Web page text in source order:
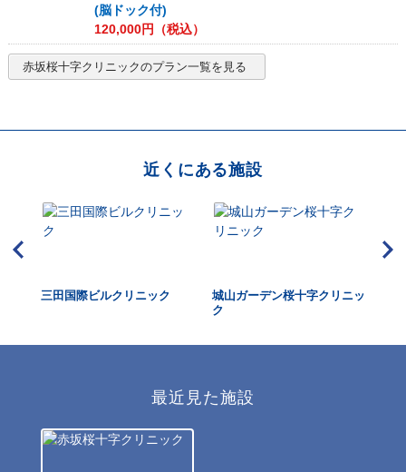
(脳ドック付)
120,000円（税込）
赤坂桜十字クリニックのプラン一覧を見る
近くにある施設
三田国際ビルクリニック
城山ガーデン桜十字クリニッ
ク
最近見た施設